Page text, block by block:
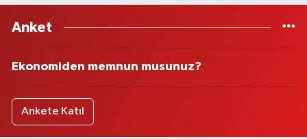
Anket
Ekonomiden memnun musunuz?
Ankete Katıl